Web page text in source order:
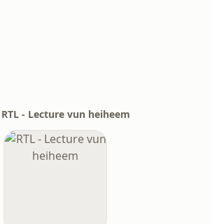
RTL - Lecture vun heiheem